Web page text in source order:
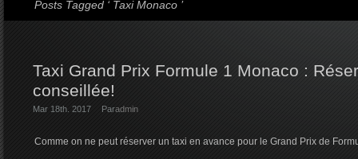
Posts Tagged ‘ Taxi Monaco ’
Taxi Grand Prix Formule 1 Monaco :
conseillée!
Mar 18th. 2017 Paradmin
Comme on ne peut réserver un taxi en avance pour le Grand Prix de